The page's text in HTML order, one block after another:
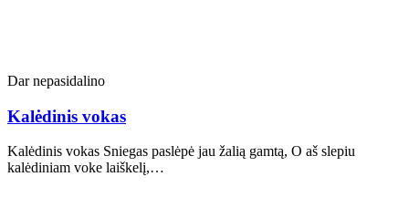
Dar nepasidalino
Kalėdinis vokas
Kalėdinis vokas Sniegas paslėpė jau žalią gamtą, O aš slepiu
kalėdiniam voke laiškelį,…